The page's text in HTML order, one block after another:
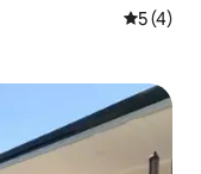
คะแนนเฉ
5 (4)